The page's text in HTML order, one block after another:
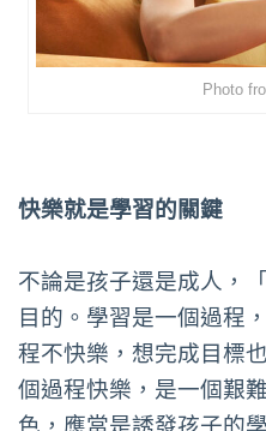
Photo
快樂就是學習的關鍵
不論是孩子還是成人，
目的。學習是一個過程
程不快樂，想完成目標
個過程快樂，是一個艱